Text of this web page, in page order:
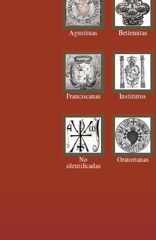
Agustinas Betlemitas
Franciscanas Institutos
No
identificadas
Oratorianas